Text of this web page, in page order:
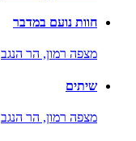
חוות נועם במדבר
מצפה רמון, הר הנגב
שיתים
מצפה רמון, הר הנגב